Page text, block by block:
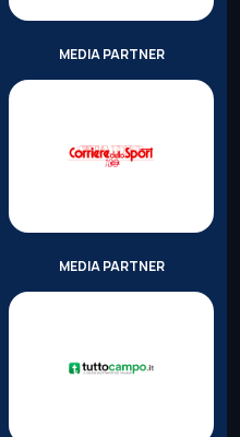
MEDIA PARTNER
MEDIA PARTNER